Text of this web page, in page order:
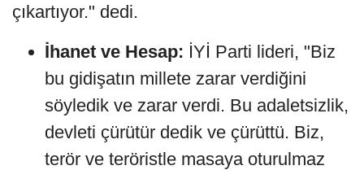
çıkartıyor." dedi.
İhanet ve Hesap: İYİ Parti lideri, "Biz
bu gidişatın millete zarar verdiğini
söyledik ve zarar verdi. Bu adaletsizlik,
devleti çürütür dedik ve çürüttü. Biz,
terör ve teröristle masaya oturulmaz